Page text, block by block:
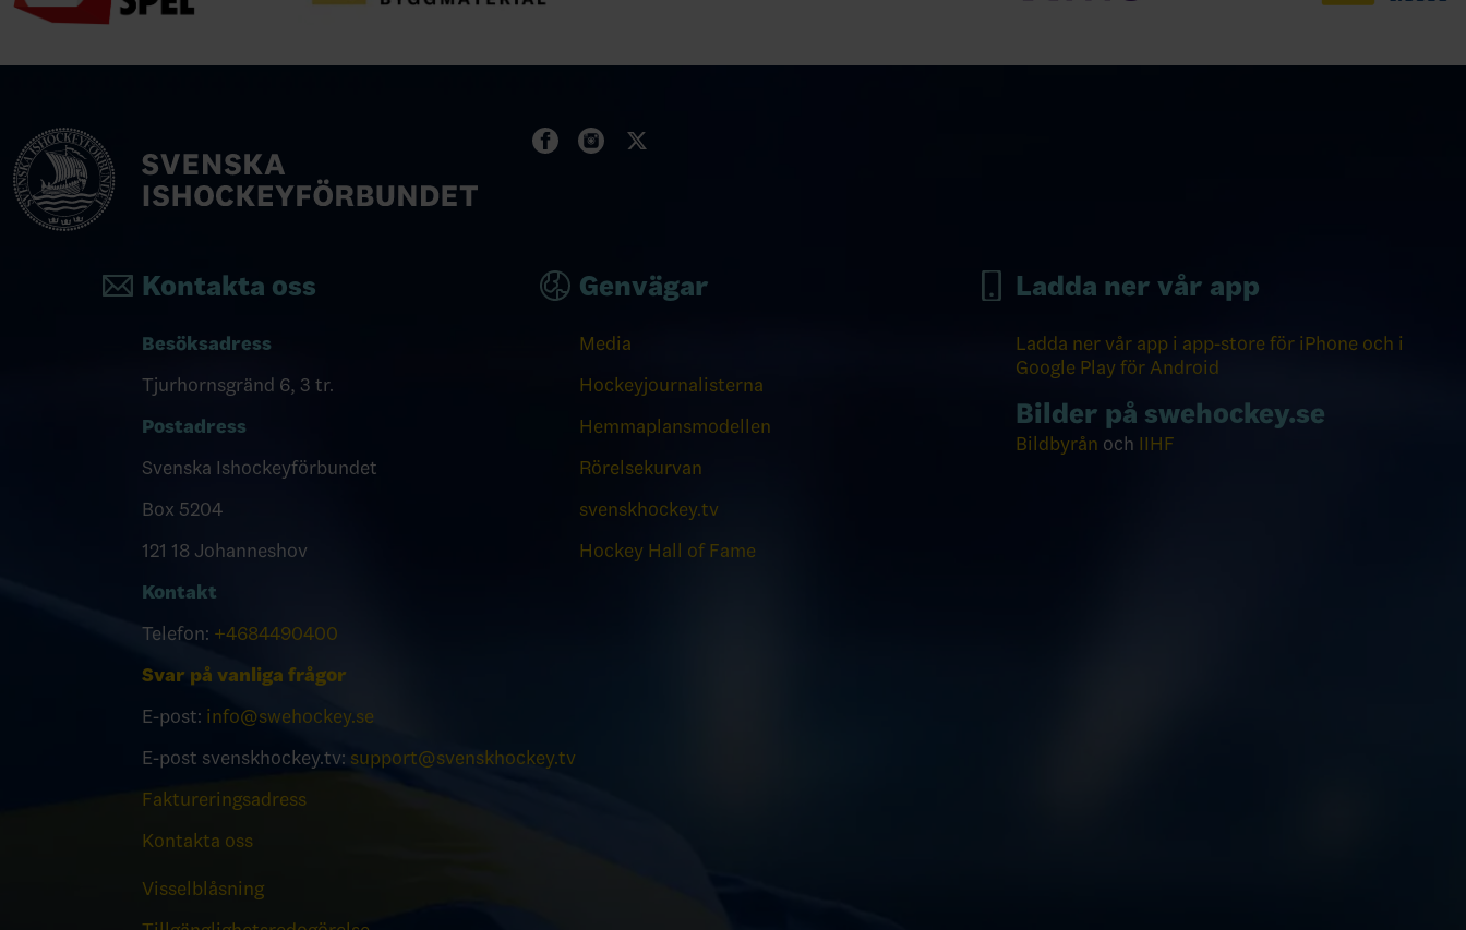
Kontakta oss
Besöksadress
Tjurhornsgränd 6, 3 tr.
Postadress
Svenska Ishockeyförbundet
Box 5204
121 18 Johanneshov
Kontakt
Telefon: +4684490400
Svar på vanliga frågor
E-post: info@swehockey.se
E-post svenskhockey.tv: support@svenskhockey.tv
Faktureringsadress
Kontakta oss
Visselblåsning
Genvägar
Media
Hockeyjournalisterna
Hemmaplansmodellen
Rörelsekurvan
svenskhockey.tv
Hockey Hall of Fame
Ladda ner vår app
Ladda ner vår app i app-store för iPhone och i
Google Play för Android
Bilder på swehockey.se
Bildbyrån och IIHF